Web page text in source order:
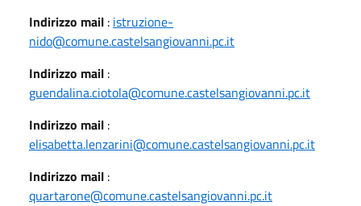
Indirizzo mail : istruzione-
nido@comune.castelsangiovanni.pc.it
Indirizzo mail :
guendalina.ciotola@comune.castelsangiovanni.pc.it
Indirizzo mail :
elisabetta.lenzarini@comune.castelsangiovanni.pc.it
Indirizzo mail :
quartarone@comune.castelsangiovanni.pc.it